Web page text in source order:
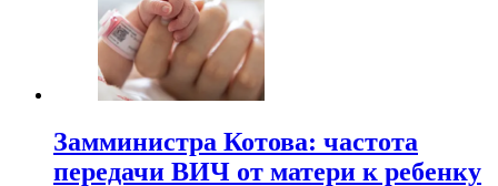
Замминистра Котова: частота
передачи ВИЧ от матери к ребенку